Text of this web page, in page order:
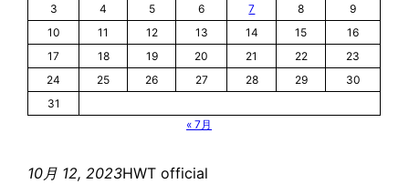
3
4 5 6 7 8
9
10
11 12 13 14 15
16
17
18 19 20 21 22
23
24
25 26 27 28 29
30
31
« 7月
10月 12, 2023HWT official